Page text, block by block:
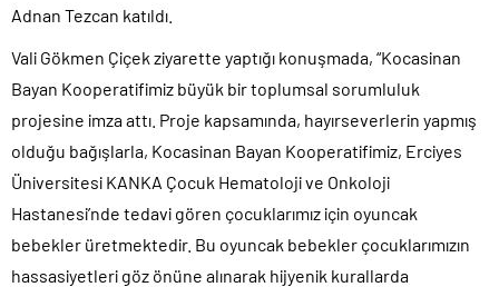
Adnan Tezcan katıldı.
Vali Gökmen Çiçek ziyarette yaptığı konuşmada, “Kocasinan
Bayan Kooperatifimiz büyük bir toplumsal sorumluluk
projesine imza attı. Proje kapsamında, hayırseverlerin yapmış
olduğu bağışlarla, Kocasinan Bayan Kooperatifimiz, Erciyes
Üniversitesi KANKA Çocuk Hematoloji ve Onkoloji
Hastanesi’nde tedavi gören çocuklarımız için oyuncak
bebekler üretmektedir. Bu oyuncak bebekler çocuklarımızın
hassasiyetleri göz önüne alınarak hijyenik kurallarda